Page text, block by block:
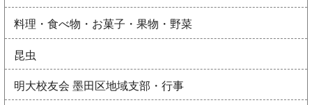
料理・食べ物・お菓子・果物・野菜
昆虫
明大校友会 墨田区地域支部・行事